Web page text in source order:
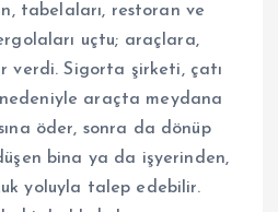
tabelaları, restoran ve
uçtu; araçlara,
verdi. Sigorta şirketi, çatı
araçta meydana
öder, sonra da dönüp
bina ya da işyerinden,
yoluyla talep edebilir.